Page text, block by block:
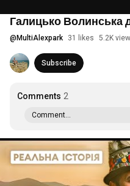
Галицько Волинська
@ MultiAlexpark 31 likes 5.2K
Subscribe
Comments 2
Comment...